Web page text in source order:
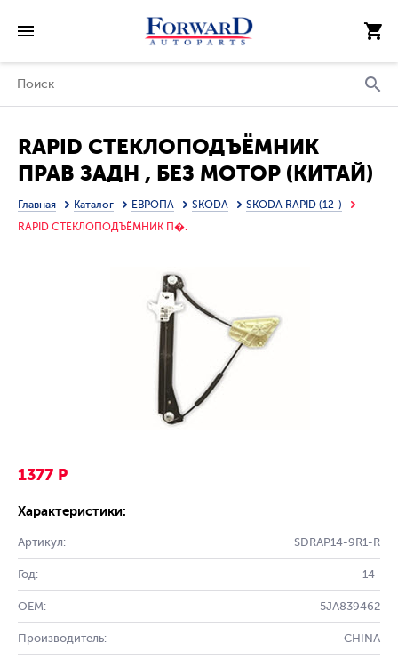
RAPID СТЕКЛОПОДЪЁМНИК
ПРАВ ЗАДН , БЕЗ МОТОР (КИТАЙ)
Главная Каталог ЕВРОПА SKODA
SKODA RAPID (12-)
RAPID СТЕКЛОПОДЪЁМНИК П�.
1377 Р
Характеристики:
Артикул: SDRAP14-9R1-R
Год: 14-
OEM: 5JA839462
Производитель: CHINA